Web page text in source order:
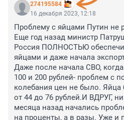
274195584
16 декабря 2023, 12:18
Проблему с яйцами Путин не
Еще год назад министр
Россия ПОЛНОСТЬЮ
яйцами и даже начала
Даже после начала СВО,
100 и 200 рублей- проблем с
колебания цен не было.
от 44 до 76 рублей.И ВДРУГ,
месяца назад начались
на проценты, а в разы. Уже и